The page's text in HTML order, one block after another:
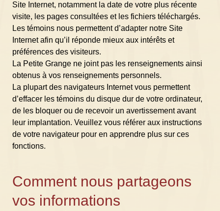
Site Internet, notamment la date de votre plus récente
visite, les pages consultées et les fichiers téléchargés.
Les témoins nous permettent d’adapter notre Site
Internet afin qu’il réponde mieux aux intérêts et
préférences des visiteurs.
La Petite Grange ne joint pas les renseignements ainsi
obtenus à vos renseignements personnels.
La plupart des navigateurs Internet vous permettent
d’effacer les témoins du disque dur de votre ordinateur,
de les bloquer ou de recevoir un avertissement avant
leur implantation. Veuillez vous référer aux instructions
de votre navigateur pour en apprendre plus sur ces
fonctions.
Comment nous partageons
vos informations